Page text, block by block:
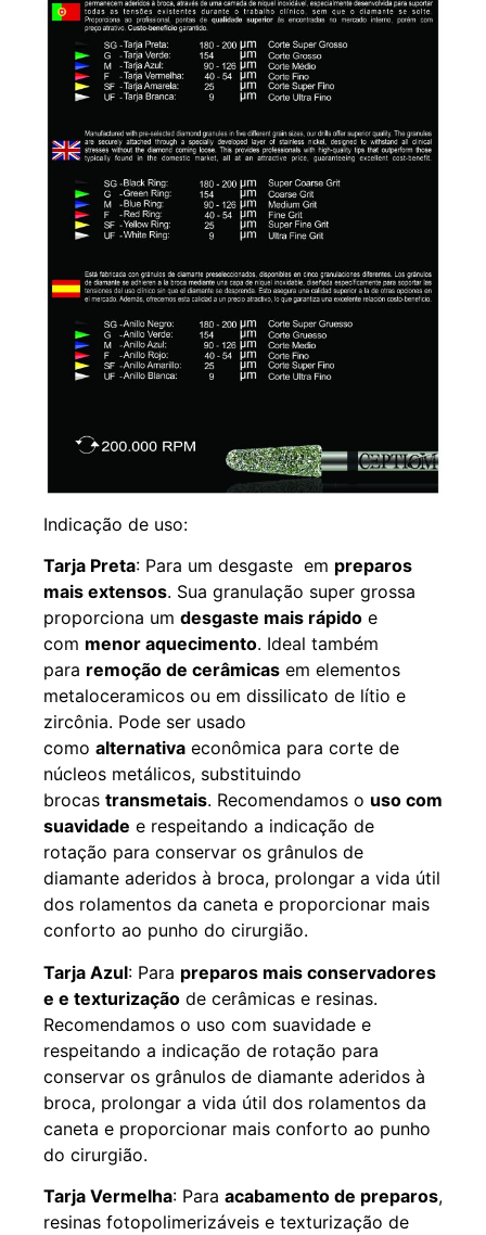
Indicação de uso:
Tarja Preta: Para um desgaste em preparos
mais extensos. Sua granulação super grossa
proporciona um desgaste mais rápido e
com menor aquecimento. Ideal também
para remoção de cerâmicas em elementos
metaloceramicos ou em dissilicato de lítio e
zircônia. Pode ser usado
como alternativa econômica para corte de
núcleos metálicos, substituindo
brocas transmetais. Recomendamos o uso com
suavidade e respeitando a indicação de
rotação para conservar os grânulos de
diamante aderidos à broca, prolongar a vida útil
dos rolamentos da caneta e proporcionar mais
conforto ao punho do cirurgião.
Tarja Azul: Para preparos mais conservadores
e e texturização de cerâmicas e resinas.
Recomendamos o uso com suavidade e
respeitando a indicação de rotação para
conservar os grânulos de diamante aderidos à
broca, prolongar a vida útil dos rolamentos da
caneta e proporcionar mais conforto ao punho
do cirurgião.
Tarja Vermelha: Para acabamento de preparos,
resinas fotopolimerizáveis e texturização de